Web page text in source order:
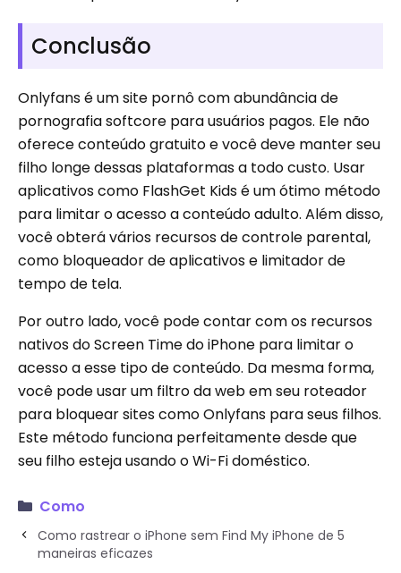
Conclusão
Onlyfans é um site pornô com abundância de
pornografia softcore para usuários pagos. Ele não
oferece conteúdo gratuito e você deve manter seu
filho longe dessas plataformas a todo custo. Usar
aplicativos como FlashGet Kids é um ótimo método
para limitar o acesso a conteúdo adulto. Além disso,
você obterá vários recursos de controle parental,
como bloqueador de aplicativos e limitador de
tempo de tela.
Por outro lado, você pode contar com os recursos
nativos do Screen Time do iPhone para limitar o
acesso a esse tipo de conteúdo. Da mesma forma,
você pode usar um filtro da web em seu roteador
para bloquear sites como Onlyfans para seus filhos.
Este método funciona perfeitamente desde que
seu filho esteja usando o Wi-Fi doméstico.
Como
Como rastrear o iPhone sem Find My iPhone de 5
maneiras eficazes